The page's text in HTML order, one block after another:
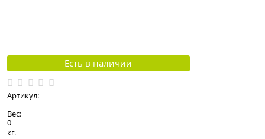
Есть в наличии
Артикул:
Вес:
0
кг.